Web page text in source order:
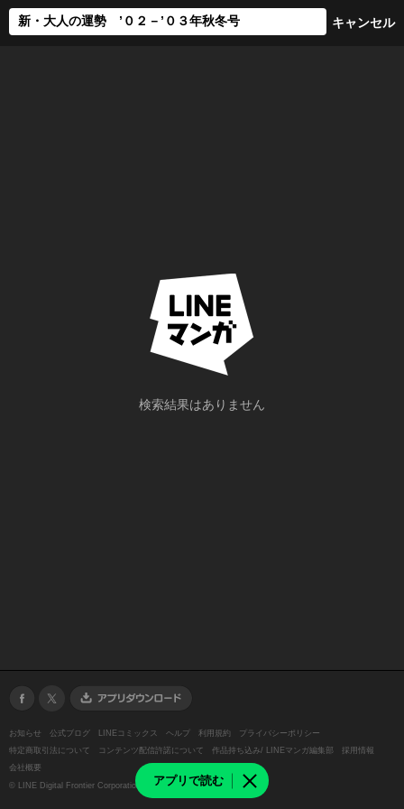
アプリで読む
検索結果はありません
お知らせ 公式ブログ LINEコミックス ヘルプ 利用規約
プライバシーポリシー
特定商取引法について
コンテンツ配信許諾について 作品持ち込み/ LINEマンガ編集部
採用情報
会社概要
© LINE Digital Frontier Corporation